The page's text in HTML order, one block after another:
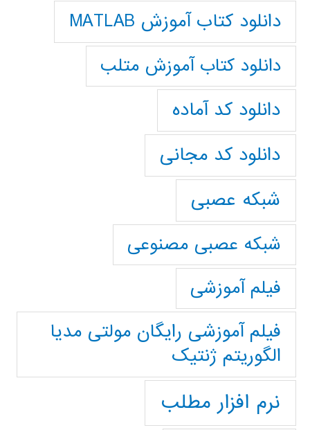
دانلود کتاب آموزش MATLAB
دانلود کتاب آموزش متلب
دانلود کد آماده
دانلود کد مجانی
شبکه عصبی
شبکه عصبی مصنوعی
فیلم آموزشی
فیلم آموزشی رایگان مولتی مدیا
الگوریتم ژنتیک
نرم افزار مطلب